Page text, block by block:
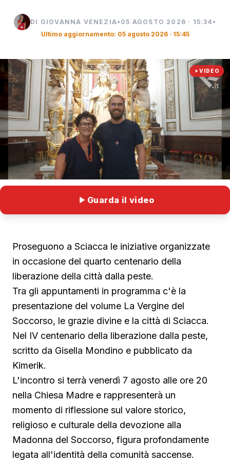
DI GIOVANNA VENEZIA• 05 AGOSTO 2026 · 15:34 •
Ultimo aggiornamento: 05 agosto 2026 · 15:45
VIDEO
Guarda il video
Proseguono a Sciacca le iniziative organizzate
in occasione del quarto centenario della
liberazione della città dalla peste.
Tra gli appuntamenti in programma c'è la
presentazione del volume La Vergine del
Soccorso, le grazie divine e la città di Sciacca.
Nel IV centenario della liberazione dalla peste,
scritto da Gisella Mondino e pubblicato da
Kimerik.
L'incontro si terrà venerdì 7 agosto alle ore 20
nella Chiesa Madre e rappresenterà un
momento di riflessione sul valore storico,
religioso e culturale della devozione alla
Madonna del Soccorso, figura profondamente
legata all'identità della comunità saccense.